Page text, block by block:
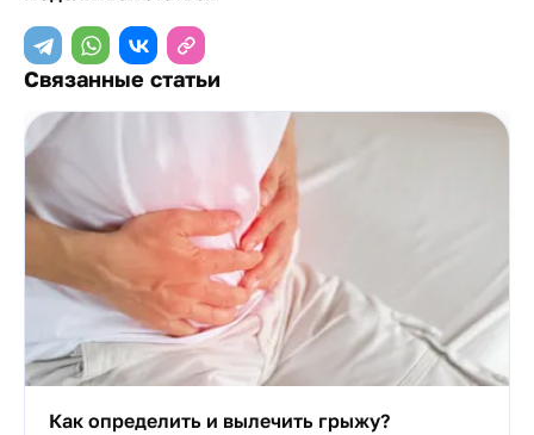
Связанные статьи
Как определить и вылечить грыжу?